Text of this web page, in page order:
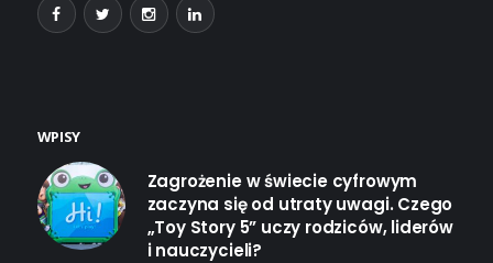
WPISY
Zagrożenie w świecie cyfrowym
zaczyna się od utraty uwagi. Czego
„Toy Story 5” uczy rodziców, liderów
i nauczycieli?